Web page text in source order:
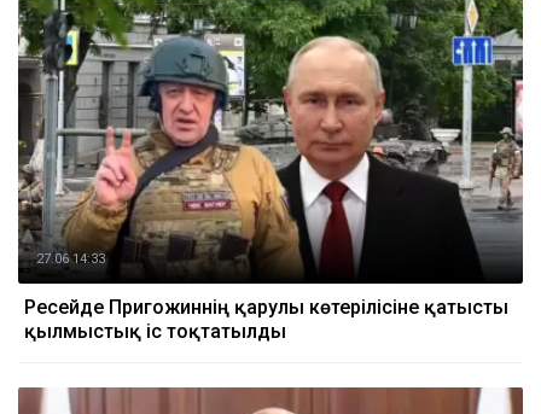
27.06 14:33
Ресейде Пригожиннің қарулы көтерілісіне қатысты
қылмыстық іс тоқтатылды